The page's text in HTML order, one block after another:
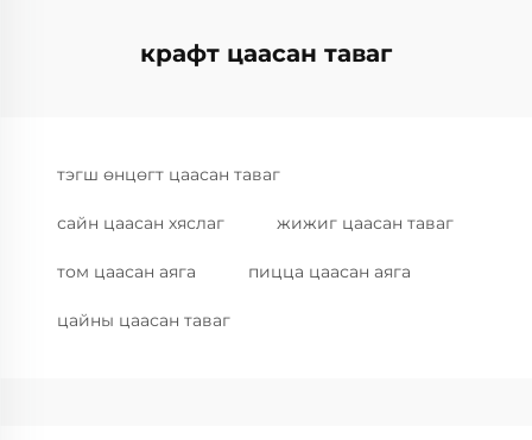
крафт цаасан таваг
тэгш өнцөгт цаасан таваг
сайн цаасан хяслаг жижиг цаасан таваг
том цаасан аяга пицца цаасан аяга
цайны цаасан таваг